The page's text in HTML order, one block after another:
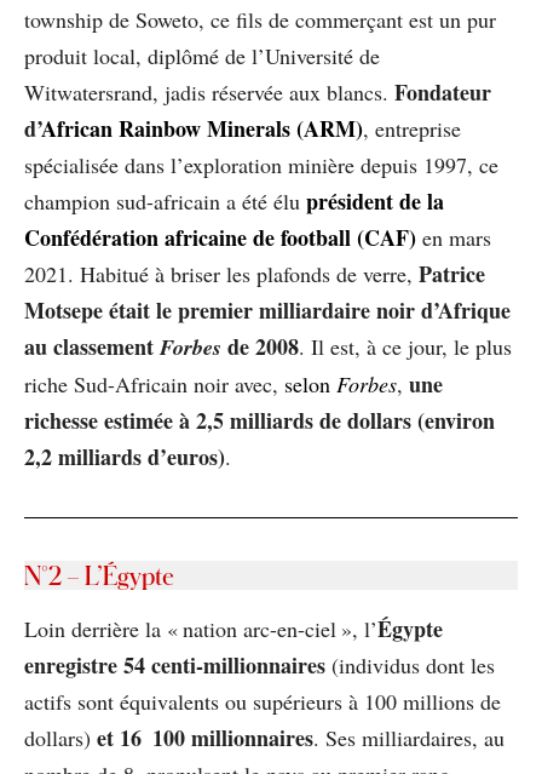
township de Soweto, ce fils de commerçant est un pur
produit local, diplômé de l’Université de
Witwatersrand, jadis réservée aux blancs. Fondateur
d’African Rainbow Minerals (ARM), entreprise
spécialisée dans l’exploration minière depuis 1997, ce
champion sud-africain a été élu président de la
Confédération africaine de football (CAF) en mars
2021. Habitué à briser les plafonds de verre, Patrice
Motsepe était le premier milliardaire noir d’Afrique
au classementForbes de 2008. Il est, à ce jour, le plus
riche Sud-Africain noir avec, selon Forbes, une
richesse estimée à 2,5 milliards de dollars (environ
2,2 milliards d’euros).
N°2 – L’Égypte
Loin derrière la « nation arc-en-ciel », l’Égypte
enregistre 54 centi-millionnaires (individus dont les
actifs sont équivalents ou supérieurs à 100 millions de
dollars) et 16 100 millionnaires. Ses milliardaires, au